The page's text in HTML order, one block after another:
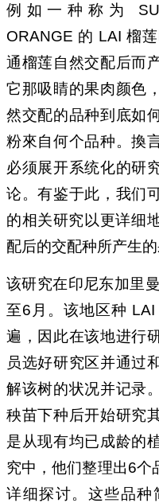
例如一种称为
ORANGE 的 LAI 榴
通榴莲自然交配后而
它那吸睛的果肉颜色
然交配的品种到底如
粉來自何个品种。換
必须展开系统化的研
论。有鉴于此，我们
的相关研究以更详细
配后的交配种所产生的
该研究在印尼东加里
至6月。该地区种 LAI
遍，因此在该地进行
员选好研究区并通过
解该树的状况并记录
秧苗下种后开始研究
是从现有均已成龄的
究中，他们整理出6个
详细探讨。这些品